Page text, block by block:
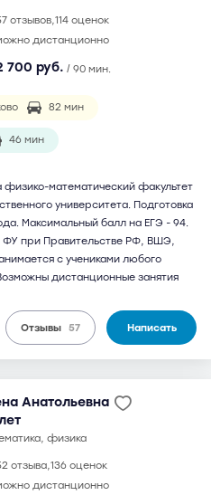
отзывов,114 оценок
дистанционно
700 руб. / 90 мин.
82 мин
46 мин
физико-математический факультет
университета. Подготовка
Максимальный балл на ЕГЭ - 94.
ФУ при Правительстве РФ, ВШЭ,
с учениками любого
дистанционные занятия
Отзывы 57 Написать
Анатольевна
физика
отзыва,136 оценок
дистанционно